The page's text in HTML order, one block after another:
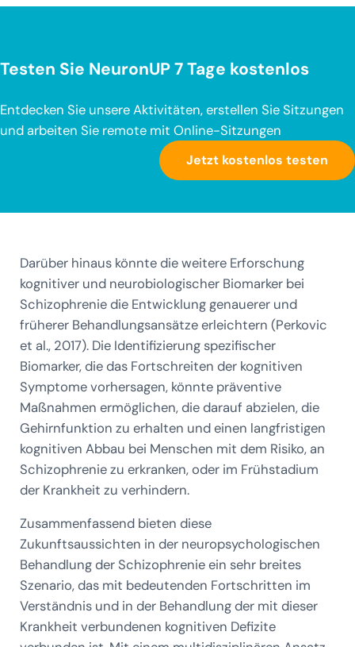
Testen Sie NeuronUP 7 Tage kostenlos
Entdecken Sie unsere Aktivitäten, erstellen Sie Sitzungen
und arbeiten Sie remote mit Online-Sitzungen
Jetzt kostenlos testen
Darüber hinaus könnte die weitere Erforschung
kognitiver und neurobiologischer Biomarker bei
Schizophrenie die Entwicklung genauerer und
früherer Behandlungsansätze erleichtern (Perkovic
et al., 2017). Die Identifizierung spezifischer
Biomarker, die das Fortschreiten der kognitiven
Symptome vorhersagen, könnte präventive
Maßnahmen ermöglichen, die darauf abzielen, die
Gehirnfunktion zu erhalten und einen langfristigen
kognitiven Abbau bei Menschen mit dem Risiko, an
Schizophrenie zu erkranken, oder im Frühstadium
der Krankheit zu verhindern.
Zusammenfassend bieten diese
Zukunftsaussichten in der neuropsychologischen
Behandlung der Schizophrenie ein sehr breites
Szenario, das mit bedeutenden Fortschritten im
Verständnis und in der Behandlung der mit dieser
Krankheit verbundenen kognitiven Defizite